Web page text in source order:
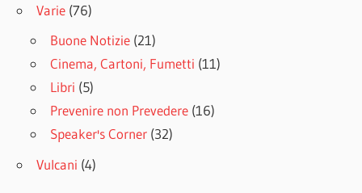
Varie (76)
Buone Notizie (21)
Cinema, Cartoni, Fumetti (11)
Libri (5)
Prevenire non Prevedere (16)
Speaker's Corner (32)
Vulcani (4)